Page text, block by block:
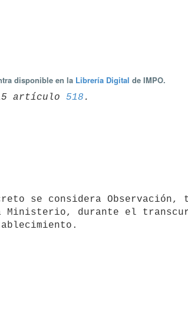
disponible en la Librería Digital de IMPO.
artículo 518
Ministerio, durante el